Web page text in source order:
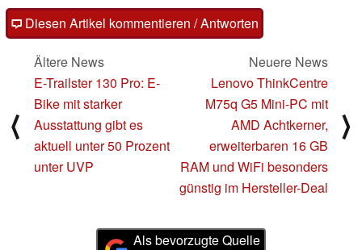
Diesen Artikel kommentieren / Antworten
⟨
Ältere News
E-Trailster 130 Pro: E-
Bike mit starker
Ausstattung gibt es
aktuell unter 50 Prozent
unter UVP
Neuere News
Lenovo ThinkCentre
M75q G5 Mini-PC mit
AMD Achtkerner,
erweiterbaren 16 GB
RAM und WiFi besonders
günstig im Hersteller-Deal
⟩
Als bevorzugte Quelle